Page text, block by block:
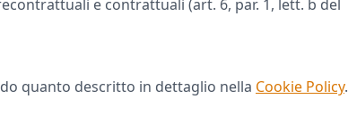
e contrattuali (art. 6, par. 1, lett. b del
quanto descritto in dettaglio nella Cookie Policy.